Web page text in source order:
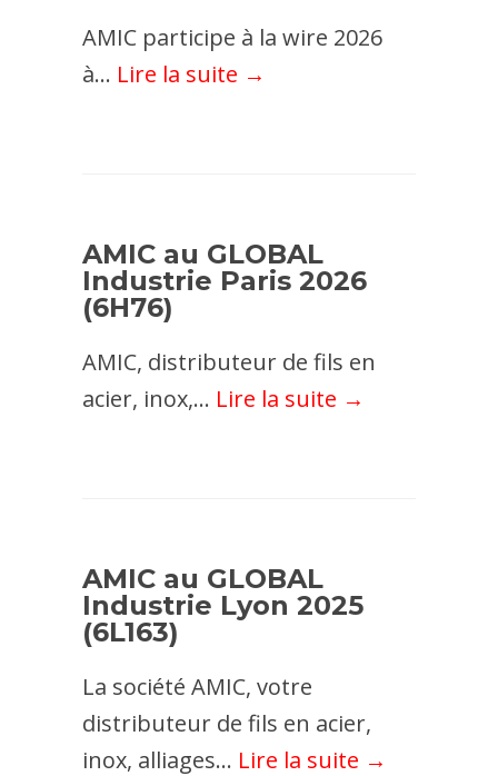
AMIC participe à la wire 2026
à... Lire la suite →
AMIC au GLOBAL
Industrie Paris 2026
(6H76)
AMIC, distributeur de fils en
acier, inox,... Lire la suite →
AMIC au GLOBAL
Industrie Lyon 2025
(6L163)
La société AMIC, votre
distributeur de fils en acier,
inox, alliages... Lire la suite →